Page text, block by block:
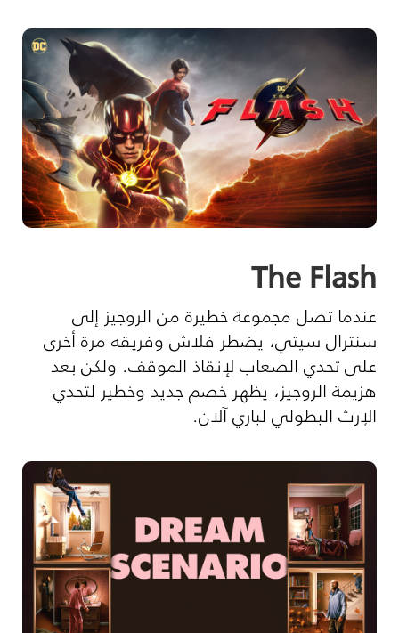
The Flash
عندما تصل مجموعة خطيرة من الروجيز إلى
سنترال سيتي، يضطر فلاش وفريقه مرة أخرى
على تحدي الصعاب لإنقاذ الموقف. ولكن بعد
هزيمة الروجيز، يظهر خصم جديد وخطير لتحدي
الإرث البطولي لباري آلان.